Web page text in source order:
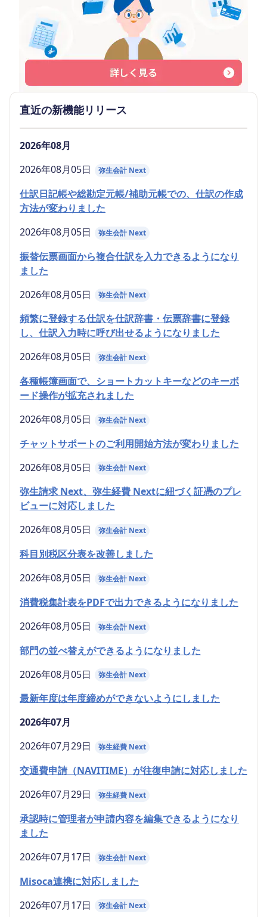
直近の新機能リリース
2026年08月
2026年08月05日
弥生会計 Next
仕訳日記帳や総勘定元帳/補助元帳での、仕訳の作成
方法が変わりました
2026年08月05日
弥生会計 Next
振替伝票画面から複合仕訳を入力できるようになり
ました
2026年08月05日
弥生会計 Next
頻繁に登録する仕訳を仕訳辞書・伝票辞書に登録
し、仕訳入力時に呼び出せるようになりました
2026年08月05日
弥生会計 Next
各種帳簿画面で、ショートカットキーなどのキーボ
ード操作が拡充されました
2026年08月05日
弥生会計 Next
チャットサポートのご利用開始方法が変わりました
2026年08月05日
弥生会計 Next
弥生請求 Next、弥生経費 Nextに紐づく証憑のプレ
ビューに対応しました
2026年08月05日
弥生会計 Next
科目別税区分表を改善しました
2026年08月05日
弥生会計 Next
消費税集計表をPDFで出力できるようになりました
2026年08月05日
弥生会計 Next
部門の並べ替えができるようになりました
2026年08月05日
弥生会計 Next
最新年度は年度締めができないようにしました
2026年07月
2026年07月29日
弥生経費 Next
交通費申請（NAVITIME）が往復申請に対応しました
2026年07月29日
弥生経費 Next
承認時に管理者が申請内容を編集できるようになり
ました
2026年07月17日
弥生会計 Next
Misoca連携に対応しました
2026年07月17日
弥生会計 Next